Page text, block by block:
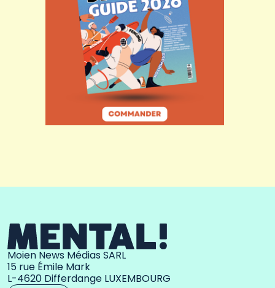
Moien News Médias SARL
15 rue Émile Mark
L-4620 Differdange LUXEMBOURG